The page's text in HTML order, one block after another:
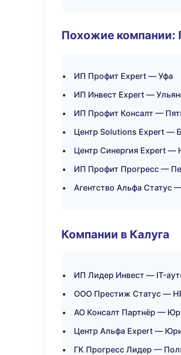
Похожие компании:
ИП Профит Expert — Уфа
ИП Инвест Expert —
ИП Профит Консалт —
Центр Solutions Expert —
Центр Синергия Expert —
ИП Профит Прогресс —
Агентство Альфа Статус
Компании в Калуга
ИП Лидер Инвест — IT-
ООО Престиж Статус —
АО Консалт Партнёр —
Центр Альфа Expert —
ГК Прогресс Лидер —